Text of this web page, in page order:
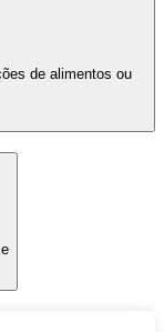
de alimentos ou